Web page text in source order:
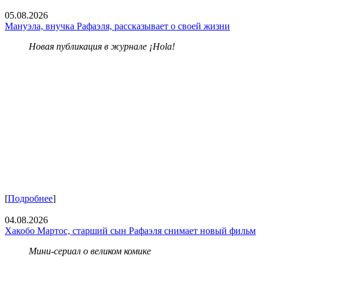
05.08.2026
Мануэла, внучка Рафаэля, рассказывает о своей жизни
Новая публикация в журнале ¡Hola!
[Подробнее]
04.08.2026
Хакобо Мартос, старший сын Рафаэля снимает новый фильм
Мини-сериал о великом комике